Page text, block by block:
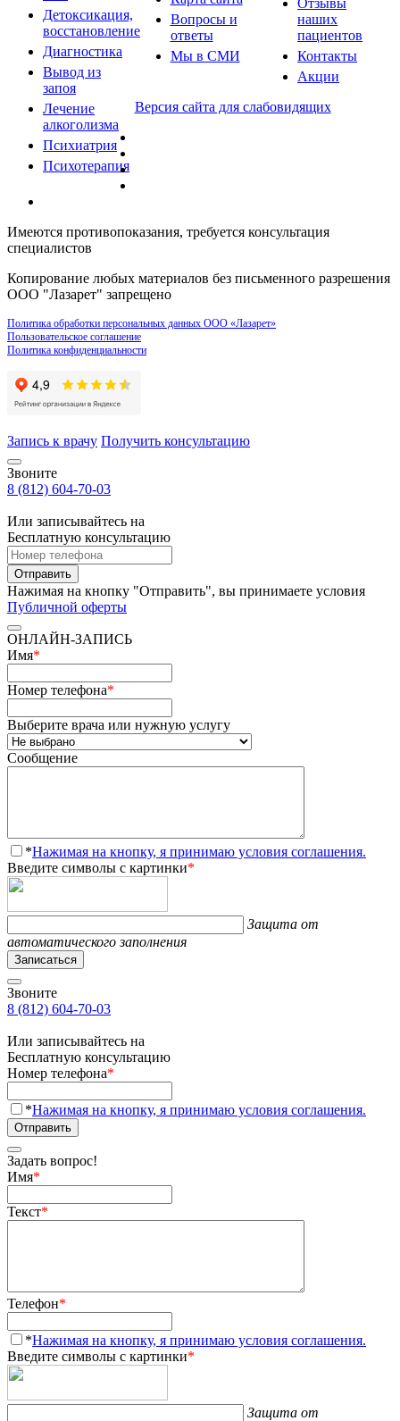
Детоксикация,
восстановление
Диагностика
Вывод из
запоя
Лечение
алкоголизма
Психиатрия
Психотерапия
Вопросы и
ответы
Мы в СМИ
наших
пациентов
Контакты
Акции
Версия сайта для слабовидящих
Имеются противопоказания, требуется консультация
специалистов
Копирование любых материалов без письменного разрешения
ООО "Лазарет" запрещено
Политика обработки персональных данных ООО «Лазарет»
Пользовательское соглашение
Политика конфиденциальности
Запись к врачу Получить консультацию
Звоните
8 (812) 604-70-03
Или записывайтесь на
Бесплатную консультацию
Отправить
Нажимая на кнопку "Отправить", вы принимаете условия
Публичной оферты
ОНЛАЙН-ЗАПИСЬ
Имя*
Номер телефона*
Выберите врача или нужную услугу
Сообщение
*Нажимая на кнопку, я принимаю условия соглашения.
Введите символы с картинки*
Защита от
автоматического заполнения
Записаться
Звоните
8 (812) 604-70-03
Или записывайтесь на
Бесплатную консультацию
Номер телефона*
*Нажимая на кнопку, я принимаю условия соглашения.
Отправить
Задать вопрос!
Имя*
Текст*
Телефон*
*Нажимая на кнопку, я принимаю условия соглашения.
Введите символы с картинки*
Защита от